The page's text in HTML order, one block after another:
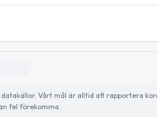
Vårt mål är alltid att rapportera
fel förekomma.